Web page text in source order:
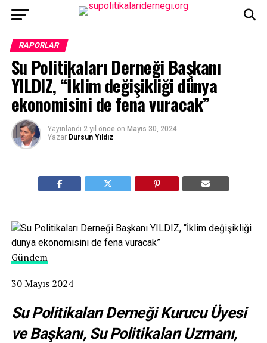
RAPORLAR
Su Politikaları Derneği Başkanı
YILDIZ, “İklim değişikliği dünya
ekonomisini de fena vuracak”
Yayınlandı 2 yıl önce on Mayıs 30, 2024
Yazar Dursun Yıldız
Gündem
30 Mayıs 2024
Su Politikaları Derneği Kurucu Üyesi
ve Başkanı, Su Politikaları Uzmanı,